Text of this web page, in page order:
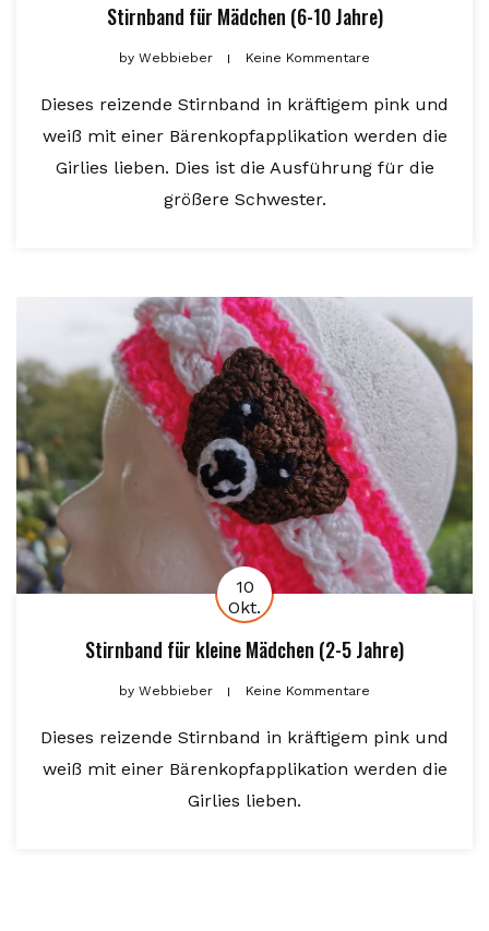
Stirnband für Mädchen (6-10 Jahre)
by Webbieber Keine Kommentare
Dieses reizende Stirnband in kräftigem pink und
weiß mit einer Bärenkopfapplikation werden die
Girlies lieben. Dies ist die Ausführung für die
größere Schwester.
10
Okt.
Stirnband für kleine Mädchen (2-5 Jahre)
by Webbieber Keine Kommentare
Dieses reizende Stirnband in kräftigem pink und
weiß mit einer Bärenkopfapplikation werden die
Girlies lieben.